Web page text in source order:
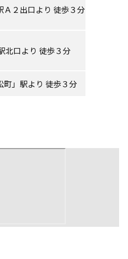
２出口より 徒歩３分
北口より 徒歩３分
町」駅より 徒歩３分